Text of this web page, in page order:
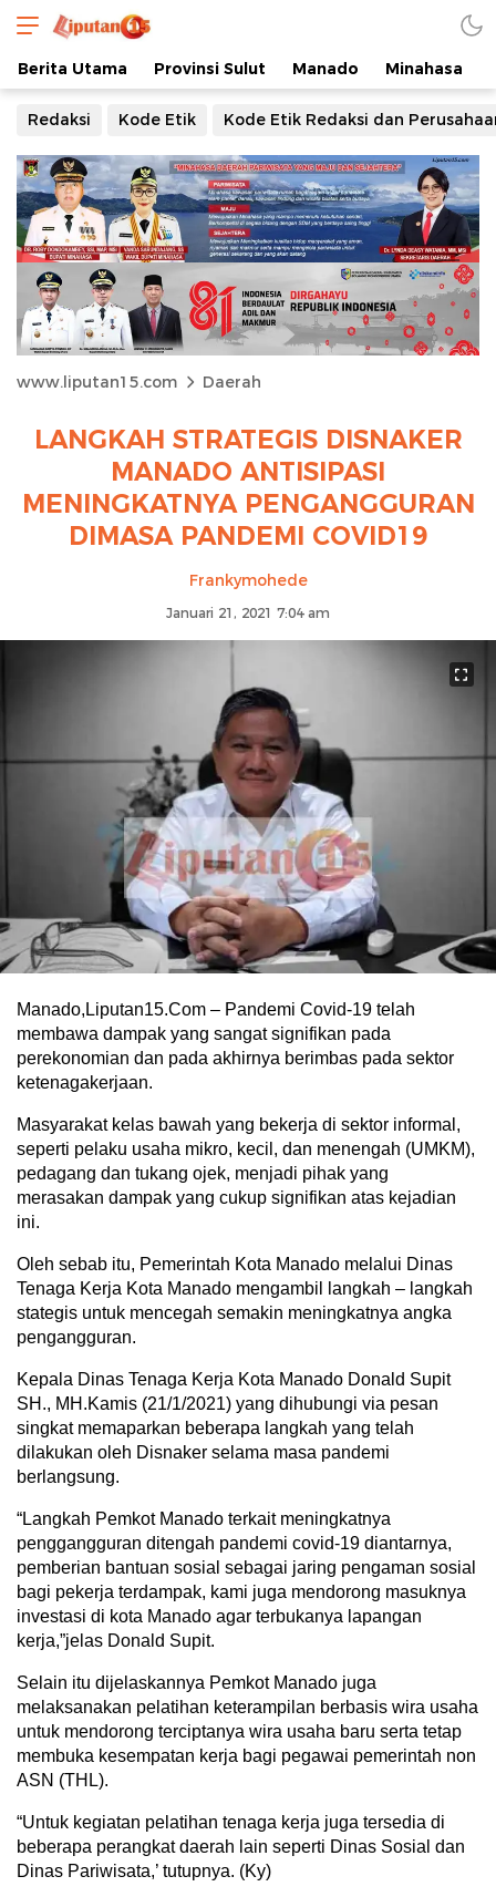
Berita Utama Provinsi Sulut Manado Minahasa
Redaksi Kode Etik Kode Etik Redaksi dan
www.liputan15.com Daerah
LANGKAH STRATEGIS DISNAKER
MANADO ANTISIPASI
MENINGKATNYA PENGANGGURAN
DIMASA PANDEMI COVID19
Frankymohede
Januari 21, 2021 7:04 am
Manado,Liputan15.Com – Pandemi Covid-19 telah
membawa dampak yang sangat signifikan pada
perekonomian dan pada akhirnya berimbas pada sektor
ketenagakerjaan.
Masyarakat kelas bawah yang bekerja di sektor informal,
seperti pelaku usaha mikro, kecil, dan menengah (UMKM),
pedagang dan tukang ojek, menjadi pihak yang
merasakan dampak yang cukup signifikan atas kejadian
ini.
Oleh sebab itu, Pemerintah Kota Manado melalui Dinas
Tenaga Kerja Kota Manado mengambil langkah – langkah
stategis untuk mencegah semakin meningkatnya angka
pengangguran.
Kepala Dinas Tenaga Kerja Kota Manado Donald Supit
SH., MH.Kamis (21/1/2021) yang dihubungi via pesan
singkat memaparkan beberapa langkah yang telah
dilakukan oleh Disnaker selama masa pandemi
berlangsung.
“Langkah Pemkot Manado terkait meningkatnya
penggangguran ditengah pandemi covid-19 diantarnya,
pemberian bantuan sosial sebagai jaring pengaman sosial
bagi pekerja terdampak, kami juga mendorong masuknya
investasi di kota Manado agar terbukanya lapangan
kerja,”jelas Donald Supit.
Selain itu dijelaskannya Pemkot Manado juga
melaksanakan pelatihan keterampilan berbasis wira usaha
untuk mendorong terciptanya wira usaha baru serta tetap
membuka kesempatan kerja bagi pegawai pemerintah non
ASN (THL).
“Untuk kegiatan pelatihan tenaga kerja juga tersedia di
beberapa perangkat daerah lain seperti Dinas Sosial dan
Dinas Pariwisata,’ tutupnya. (Ky)